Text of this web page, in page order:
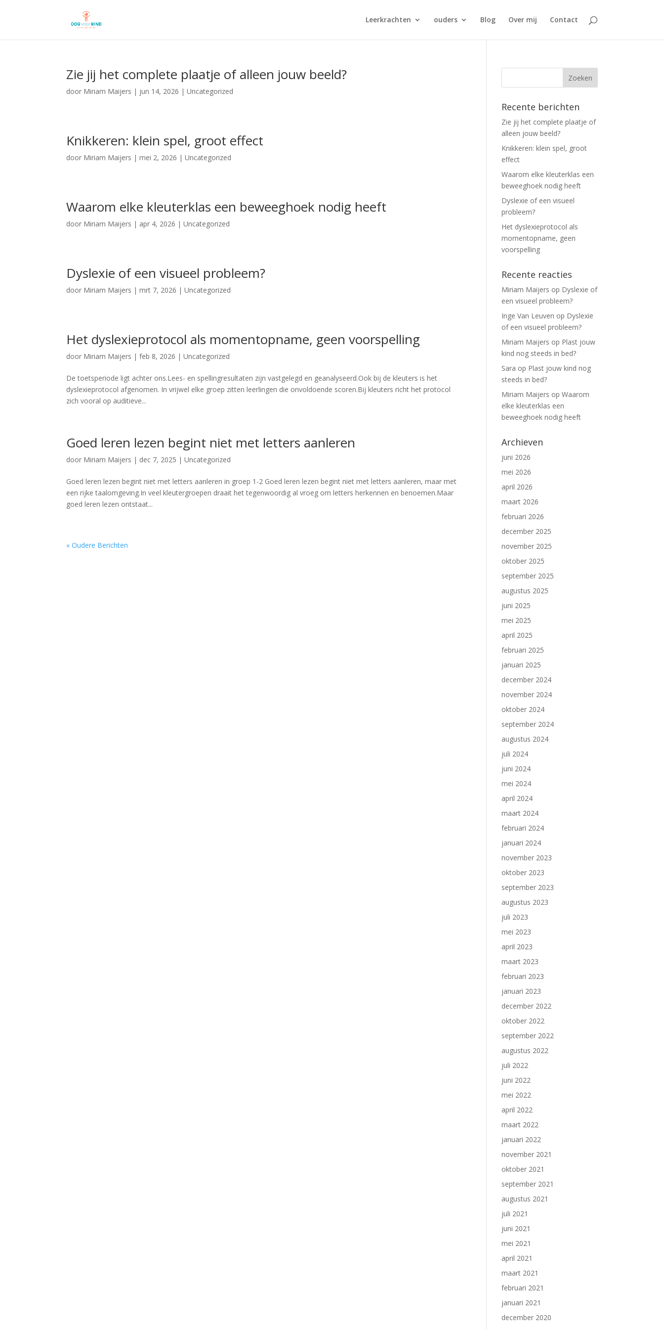
Leerkrachten ouders Blog Over mij Contact
Zie jij het complete plaatje of alleen jouw beeld?
door Miriam Maijers | jun 14, 2026 |Uncategorized
Knikkeren: klein spel, groot effect
door Miriam Maijers |mei 2, 2026 |Uncategorized
Waarom elke kleuterklas een beweeghoek nodig heeft
door Miriam Maijers | apr 4, 2026 |Uncategorized
Dyslexie of een visueel probleem?
door Miriam Maijers |mrt 7, 2026 |Uncategorized
Het dyslexieprotocol als momentopname, geen voorspelling
door Miriam Maijers |feb 8, 2026 |Uncategorized
De toetsperiode ligt achter ons.Lees- en spellingresultaten zijn vastgelegd en geanalyseerd.Ook bij de kleuters is het
dyslexieprotocol afgenomen. In vrijwel elke groep zitten leerlingen die onvoldoende scoren.Bij kleuters richt het protocol
zich vooral op auditieve...
Goed leren lezen begint niet met letters aanleren
door Miriam Maijers | dec 7, 2025 |Uncategorized
Goed leren lezen begint niet met letters aanleren in groep 1-2 Goed leren lezen begint niet met letters aanleren, maar met
een rijke taalomgeving.In veel kleutergroepen draait het tegenwoordig al vroeg om letters herkennen en benoemen.Maar
goed leren lezen ontstaat...
« Oudere Berichten
Recente berichten
Zie jij het complete plaatje of
alleen jouw beeld?
Knikkeren: klein spel, groot
effect
Waarom elke kleuterklas een
beweeghoek nodig heeft
Dyslexie of een visueel
probleem?
Het dyslexieprotocol als
momentopname, geen
voorspelling
Recente reacties
Miriam Maijers op Dyslexie of
een visueel probleem?
Inge Van Leuven op Dyslexie
of een visueel probleem?
Miriam Maijers op Plast jouw
kind nog steeds in bed?
Sara op Plast jouw kind nog
steeds in bed?
Miriam Maijers opWaarom
elke kleuterklas een
beweeghoek nodig heeft
Archieven
juni 2026
mei 2026
april 2026
maart 2026
februari 2026
december 2025
november 2025
oktober 2025
september 2025
augustus 2025
juni 2025
mei 2025
april 2025
februari 2025
januari 2025
december 2024
november 2024
oktober 2024
september 2024
augustus 2024
juli 2024
juni 2024
mei 2024
april 2024
maart 2024
februari 2024
januari 2024
november 2023
oktober 2023
september 2023
augustus 2023
juli 2023
mei 2023
april 2023
maart 2023
februari 2023
januari 2023
december 2022
oktober 2022
september 2022
augustus 2022
juli 2022
juni 2022
mei 2022
april 2022
maart 2022
januari 2022
november 2021
oktober 2021
september 2021
augustus 2021
juli 2021
juni 2021
mei 2021
april 2021
maart 2021
februari 2021
januari 2021
december 2020